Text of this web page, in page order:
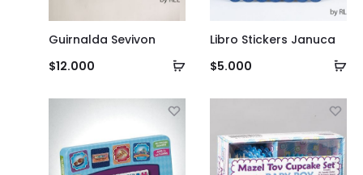
Añadir
Guirnalda Sevivon
$12.000
Libro Stickers Januca
$5.000